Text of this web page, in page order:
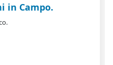
in Campo.